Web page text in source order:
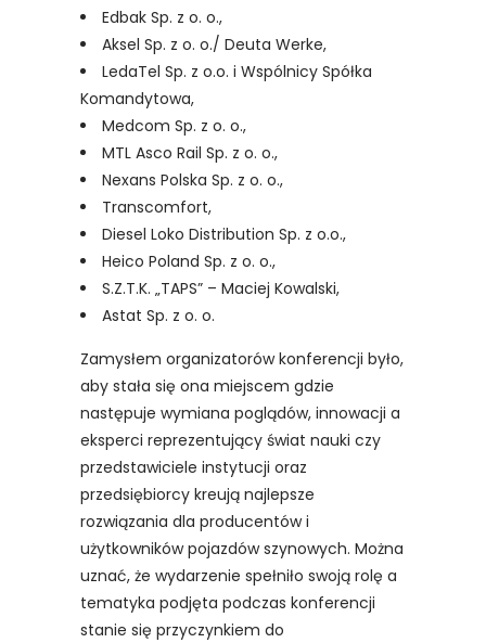
Edbak Sp. z o. o.,
Aksel Sp. z o. o./ Deuta Werke,
LedaTel Sp. z o.o. i Wspólnicy Spółka
Komandytowa,
Medcom Sp. z o. o.,
MTL Asco Rail Sp. z o. o.,
Nexans Polska Sp. z o. o.,
Transcomfort,
Diesel Loko Distribution Sp. z o.o.,
Heico Poland Sp. z o. o.,
S.Z.T.K. „TAPS” – Maciej Kowalski,
Astat Sp. z o. o.
Zamysłem organizatorów konferencji było,
aby stała się ona miejscem gdzie
następuje wymiana poglądów, innowacji a
eksperci reprezentujący świat nauki czy
przedstawiciele instytucji oraz
przedsiębiorcy kreują najlepsze
rozwiązania dla producentów i
użytkowników pojazdów szynowych. Można
uznać, że wydarzenie spełniło swoją rolę a
tematyka podjęta podczas konferencji
stanie się przyczynkiem do